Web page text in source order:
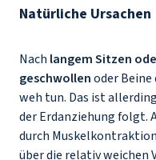
Natürliche Ursachen
Nach langem Sitzen
geschwollenoder Beine
weh tun. Das ist
der Erdanziehung folgt.
durch
über die relativ weichen